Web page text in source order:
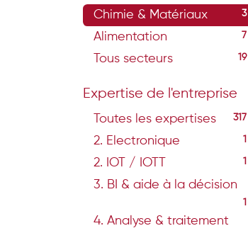
Chimie & Matériaux 3
Alimentation 7
Tous secteurs 19
Expertise de l'entreprise
Toutes les expertises 317
2. Electronique 1
2. IOT / IOTT 1
3. BI & aide à la décision
1
4. Analyse & traitement